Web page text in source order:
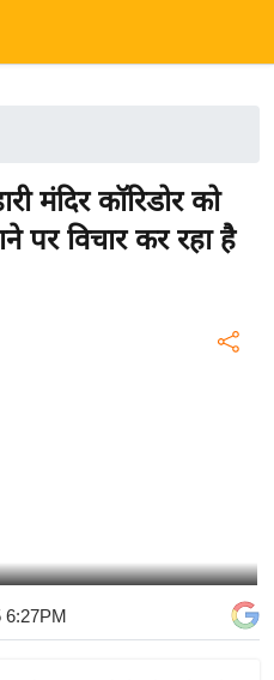
मंदिर कॉरिडोर को
पर विचार कर रहा है
6:27PM